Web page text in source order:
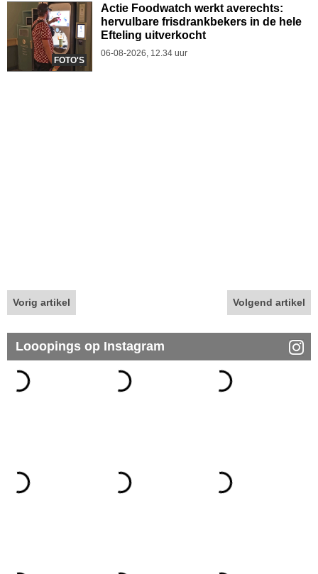
FOTO'S
Actie Foodwatch werkt averechts:
hervulbare frisdrankbekers in de hele
Efteling uitverkocht
06-08-2026, 12.34 uur
Vorig artikel Volgend artikel
Looopings op Instagram